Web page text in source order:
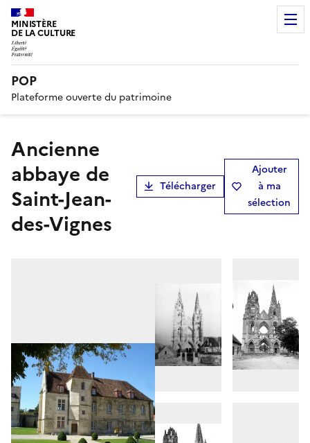
MINISTÈRE
DE LA CULTURE
POP
Plateforme ouverte du patrimoine
Ancienne
abbaye de
Saint-Jean-
des-Vignes
Télécharger
Ajouter
à ma
sélection